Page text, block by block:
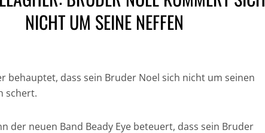
WIE
DER CHRONOGRAF!
UMWELT:
NICHT UM SEINE NEFFEN
behauptet, dass sein Bruder Noel sich nicht um seinen
schert.
der neuen Band Beady Eye beteuert, dass sein Bruder